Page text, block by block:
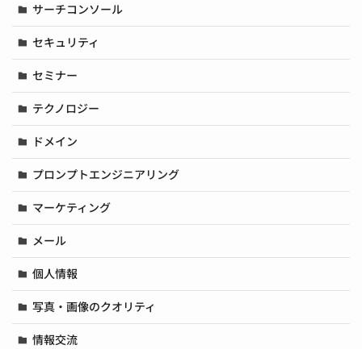
サーチコンソール
セキュリティ
セミナー
テクノロジー
ドメイン
プロンプトエンジニアリング
マーケティング
メール
個人情報
写真・画像のクオリティ
情報交流